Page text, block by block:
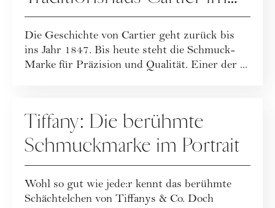
Portrait
Die Geschichte von Cartier geht zurück bis
ins Jahr 1847. Bis heute steht die Schmuck-
Marke für Präzision und Qualität. Einer der ...
Tiffany: Die berühmte
Schmuckmarke im Portrait
Wohl so gut wie jede:r kennt das berühmte
Schächtelchen von Tiffanys & Co. Doch